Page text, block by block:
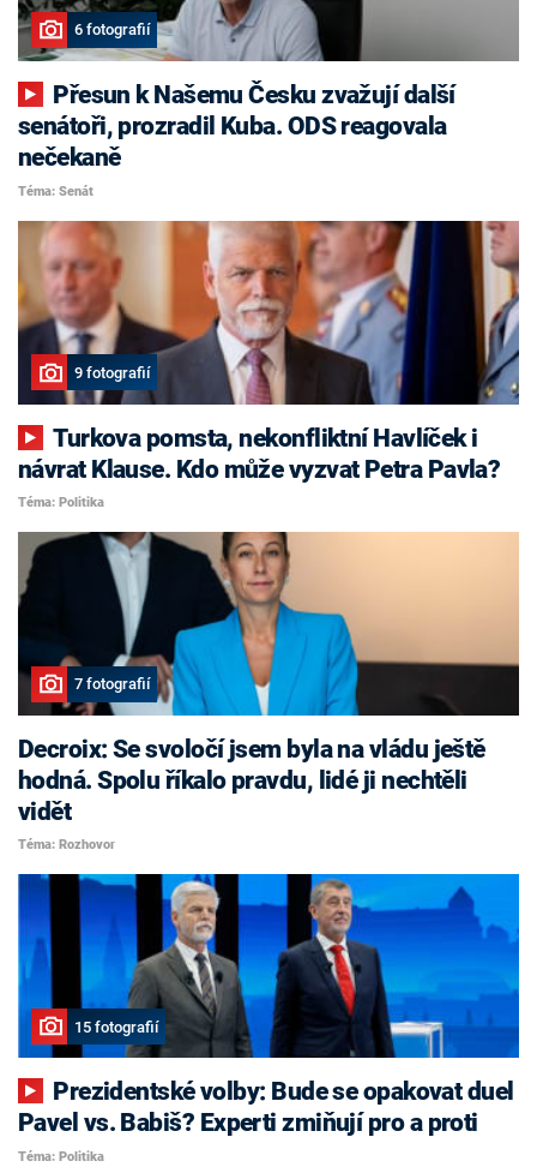
6 fotografií
senátoři, prozradil Kuba. ODS reagovala
nečekaně
Téma: Senát
9 fotografií
Turkova pomsta, nekonfliktní Havlíček i
návrat Klause. Kdo může vyzvat Petra Pavla?
Téma: Politika
7 fotografií
Decroix: Se svoločí jsem byla na vládu ještě
hodná. Spolu říkalo pravdu, lidé ji nechtěli
vidět
Téma: Rozhovor
15 fotografií
Pavel vs. Babiš? Experti zmiňují pro a proti
Téma: Politika